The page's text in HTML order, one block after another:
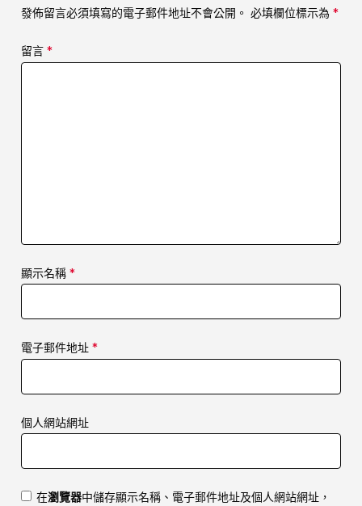
發佈留言必須填寫的電子郵件地址不會公開。 必填欄位標示為 *
留言 *
顯示名稱 *
電子郵件地址 *
個人網站網址
在瀏覽器中儲存顯示名稱、電子郵件地址及個人網站網址，